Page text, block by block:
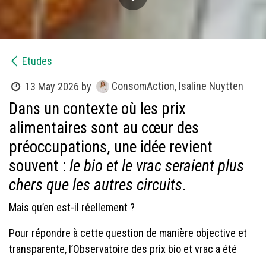
Etudes
13 May 2026 by ConsomAction, Isaline Nuytten
Dans un contexte où les prix
alimentaires sont au cœur des
préoccupations, une idée revient
souvent : le bio et le vrac seraient plus
chers que les autres circuits.
Mais qu’en est-il réellement ?
Pour répondre à cette question de manière objective et
transparente, l’Observatoire des prix bio et vrac a été